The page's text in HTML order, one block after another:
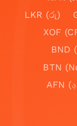
LKR (රු)
XOF
BND
BTN